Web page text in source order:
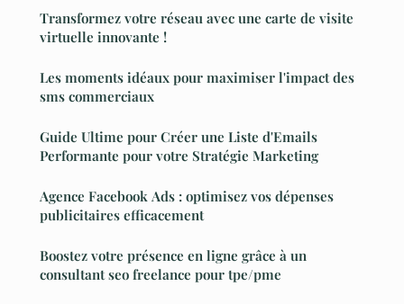
Transformez votre réseau avec une carte de visite
virtuelle innovante !
Les moments idéaux pour maximiser l'impact des
sms commerciaux
Guide Ultime pour Créer une Liste d'Emails
Performante pour votre Stratégie Marketing
Agence Facebook Ads : optimisez vos dépenses
publicitaires efficacement
Boostez votre présence en ligne grâce à un
consultant seo freelance pour tpe/pme